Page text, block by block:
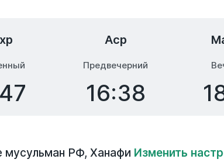
Аср
Предвечерний
16:38
мусульман РФ, Ханафи Изменить